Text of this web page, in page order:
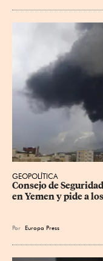
GEOPOLÍTICA
Consejo de
en Yemen y pide a
Por Europa Press